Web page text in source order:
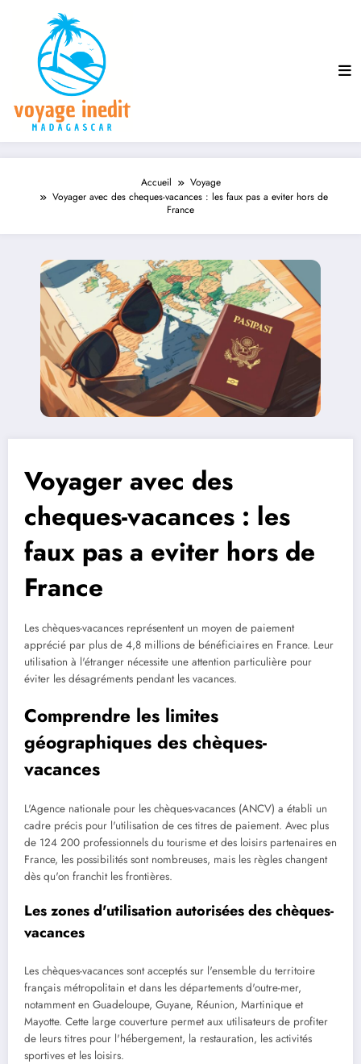
Accueil
Voyage
Voyager avec des cheques-vacances : les faux pas a eviter hors de
France
Voyager avec des
cheques-vacances : les
faux pas a eviter hors de
France
Les chèques-vacances représentent un moyen de paiement
apprécié par plus de 4,8 millions de bénéficiaires en France. Leur
utilisation à l'étranger nécessite une attention particulière pour
éviter les désagréments pendant les vacances.
Comprendre les limites
géographiques des chèques-
vacances
L'Agence nationale pour les chèques-vacances (ANCV) a établi un
cadre précis pour l'utilisation de ces titres de paiement. Avec plus
de 124 200 professionnels du tourisme et des loisirs partenaires en
France, les possibilités sont nombreuses, mais les règles changent
dès qu'on franchit les frontières.
Les zones d'utilisation autorisées des chèques-
vacances
Les chèques-vacances sont acceptés sur l'ensemble du territoire
français métropolitain et dans les départements d'outre-mer,
notamment en Guadeloupe, Guyane, Réunion, Martinique et
Mayotte. Cette large couverture permet aux utilisateurs de profiter
de leurs titres pour l'hébergement, la restauration, les activités
sportives et les loisirs.